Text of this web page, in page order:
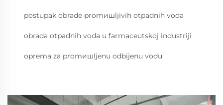
postupak obrade promишljivih otpadnih voda
obrada otpadnih voda u farmaceutskoj industriji
oprema za promишljenu odbijenu vodu